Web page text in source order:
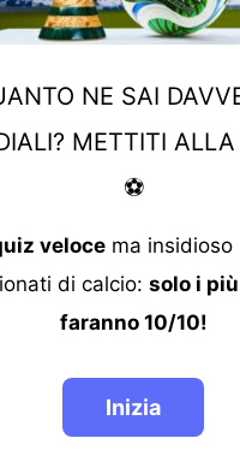
NE SAI
METTITI ALLA
⚽
velocema insidioso
di calcio: solo i
faranno 10/10!